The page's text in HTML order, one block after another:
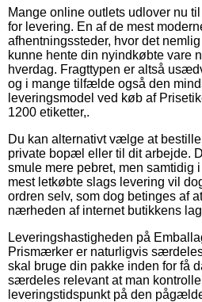
Mange online outlets udlover nu
for levering. En af de mest
afhentningssteder, hvor det
kunne hente din nyindkøbte vare
hverdag. Fragttypen er altså
og i mange tilfælde også den
leveringsmodel ved køb af
1200 etiketter,.
Du kan alternativt vælge at
private bopæl eller til dit arbejde.
smule mere pebret, men samtidig
mest letkøbte slags levering vil
ordren selv, som dog betinges af
nærheden af internet butikkens
Leveringshastigheden på
Prismærker er naturligvis
skal bruge din pakke inden for få
særdeles relevant at man
leveringstidspunkt på den